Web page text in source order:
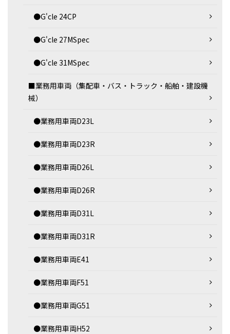
●G'cle 24CP
●G'cle 27MSpec
●G'cle 31MSpec
■業務用車両（集配車・バス・トラック・船舶・建設機
械）
●業務用車両D23L
●業務用車両D23R
●業務用車両D26L
●業務用車両D26R
●業務用車両D31L
●業務用車両D31R
●業務用車両E41
●業務用車両F51
●業務用車両G51
●業務用車両H52